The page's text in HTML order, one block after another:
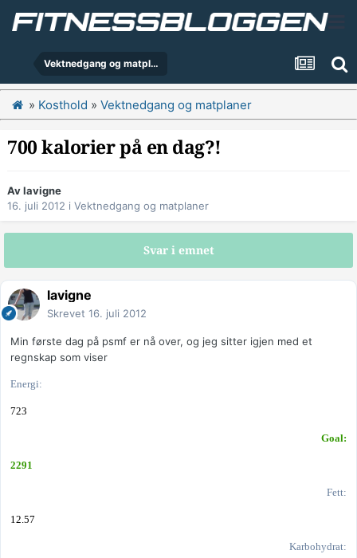
Vektnedgang og matplaner
» Kosthold » Vektnedgang og matplaner
700 kalorier på en dag?!
Avlavigne
16. juli 2012 i Vektnedgang og matplaner
Svar i emnet
lavigne
Skrevet 16. juli 2012
Min første dag på psmf er nå over, og jeg sitter igjen med et
regnskap som viser
Energi:
723
Goal:
2291
Fett:
12.57
Karbohydrat: